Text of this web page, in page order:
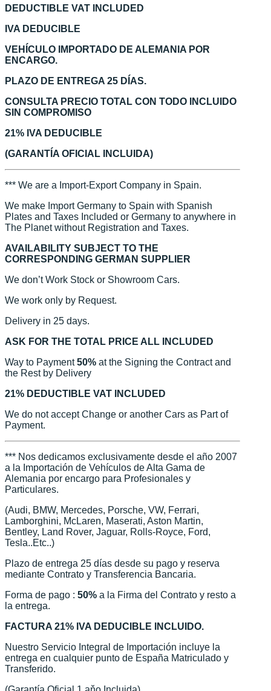
DEDUCTIBLE VAT INCLUDED
IVA DEDUCIBLE
VEHÍCULO IMPORTADO DE ALEMANIA POR
ENCARGO.
PLAZO DE ENTREGA 25 DÍAS.
CONSULTA PRECIO TOTAL CON TODO INCLUIDO
SIN COMPROMISO
21% IVA DEDUCIBLE
(GARANTÍA OFICIAL INCLUIDA)
*** We are a Import-Export Company in Spain.
We make Import Germany to Spain with Spanish
Plates and Taxes Included or Germany to anywhere in
The Planet without Registration and Taxes.
AVAILABILITY SUBJECT TO THE
CORRESPONDING GERMAN SUPPLIER
We don’t Work Stock or Showroom Cars.
We work only by Request.
Delivery in 25 days.
ASK FOR THE TOTAL PRICE ALL INCLUDED
Way to Payment50% at the Signing the Contract and
the Rest by Delivery
21% DEDUCTIBLE VAT INCLUDED
We do not accept Change or another Cars as Part of
Payment.
*** Nos dedicamos exclusivamente desde el año 2007
a la Importación de Vehículos de Alta Gama de
Alemania por encargo para Profesionales y
Particulares.
(Audi, BMW, Mercedes, Porsche, VW, Ferrari,
Lamborghini, McLaren, Maserati, Aston Martin,
Bentley, Land Rover, Jaguar, Rolls-Royce, Ford,
Tesla..Etc..)
Plazo de entrega 25 días desde su pago y reserva
mediante Contrato y Transferencia Bancaria.
Forma de pago : 50% a la Firma del Contrato y resto a
la entrega.
FACTURA 21% IVA DEDUCIBLE INCLUIDO.
Nuestro Servicio Integral de Importación incluye la
entrega en cualquier punto de España Matriculado y
Transferido.